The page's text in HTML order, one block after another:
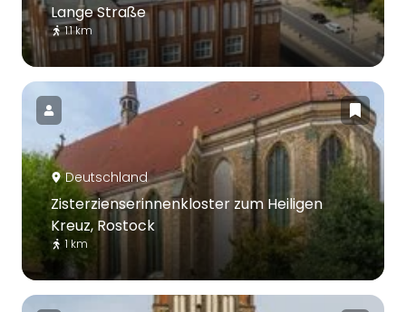
Lange Straße
1.1 km
Deutschland
Zisterzienserinnenkloster zum Heiligen
Kreuz, Rostock
1 km